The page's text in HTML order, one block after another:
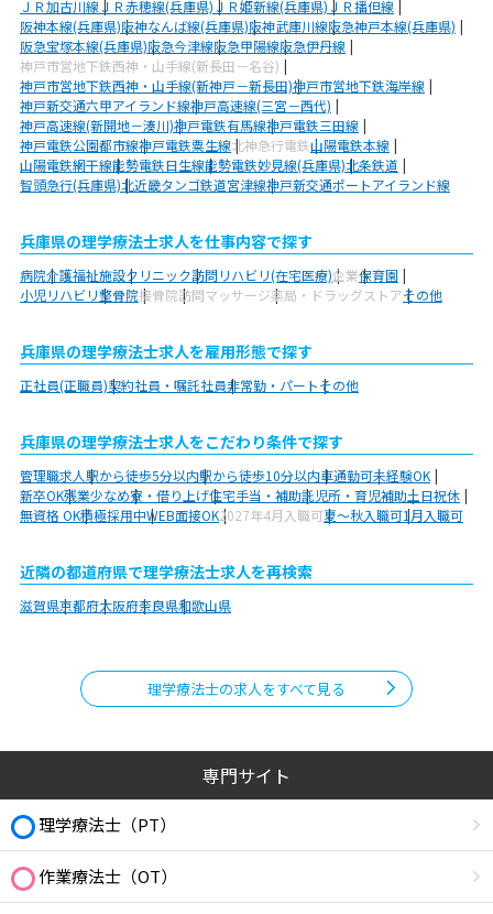
ＪＲ加古川線ＪＲ赤穂線(兵庫県)ＪＲ姫新線(兵庫県)ＪＲ播但線
阪神本線(兵庫県)阪神なんば線(兵庫県)阪神武庫川線阪急神戸本線(兵庫県)
阪急宝塚本線(兵庫県)阪急今津線阪急甲陽線阪急伊丹線
神戸市営地下鉄西神・山手線(新長田－名谷)
神戸市営地下鉄西神・山手線(新神戸－新長田)神戸市営地下鉄海岸線
神戸新交通六甲アイランド線神戸高速線(三宮－西代)
神戸高速線(新開地－湊川)神戸電鉄有馬線神戸電鉄三田線
神戸電鉄公園都市線神戸電鉄粟生線北神急行電鉄山陽電鉄本線
山陽電鉄網干線能勢電鉄日生線能勢電鉄妙見線(兵庫県)北条鉄道
智頭急行(兵庫県)北近畿タンゴ鉄道宮津線神戸新交通ポートアイランド線
兵庫県の理学療法士求人を仕事内容で探す
病院介護福祉施設クリニック訪問リハビリ(在宅医療)企業保育園
小児リハビリ整骨院接骨院訪問マッサージ薬局・ドラッグストアその他
兵庫県の理学療法士求人を雇用形態で探す
正社員(正職員)契約社員・嘱託社員非常勤・パートその他
兵庫県の理学療法士求人をこだわり条件で探す
管理職求人駅から徒歩5分以内駅から徒歩10分以内車通勤可未経験OK
新卒OK残業少なめ寮・借り上げ住宅手当・補助託児所・育児補助土日祝休
無資格 OK積極採用中WEB面接OK2027年4月入職可夏～秋入職可1月入職可
近隣の都道府県で理学療法士求人を再検索
滋賀県京都府大阪府奈良県和歌山県
理学療法士の求人をすべて見る
専門サイト
理学療法士（PT）
作業療法士（OT）